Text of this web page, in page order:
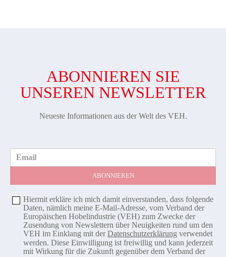
ABONNIEREN SIE
UNSEREN NEWSLETTER
Neueste Informationen aus der Welt des VEH.
Email
Hiermit erkläre ich mich damit einverstanden, dass folgende
Daten, nämlich meine E-Mail-Adresse, vom Verband der
Europäischen Hobelindustrie (VEH) zum Zwecke der
Zusendung von Newslettern über Neuigkeiten rund um den
VEH im Einklang mit derDatenschutzerklärung verwendet
werden. Diese Einwilligung ist freiwillig und kann jederzeit
mit Wirkung für die Zukunft gegenüber dem Verband der